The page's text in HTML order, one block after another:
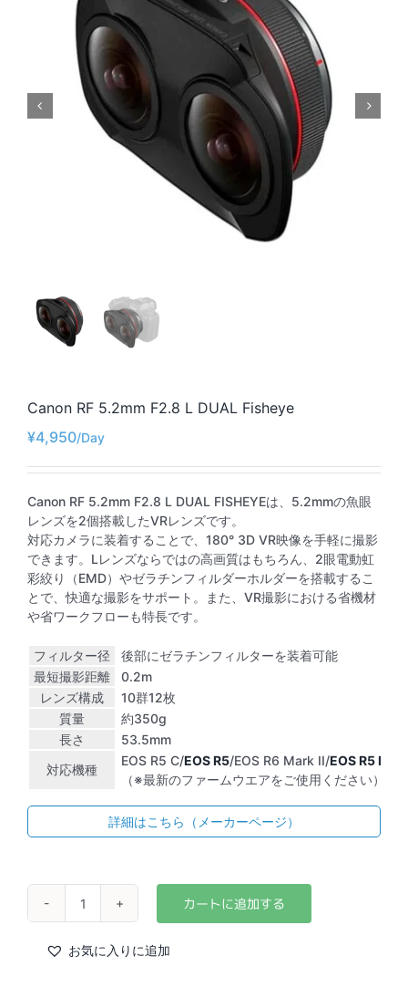
Canon RF 5.2mm F2.8 L DUAL Fisheye
¥4,950
Canon RF 5.2mm F2.8 L DUAL FISHEYEは、5.2mmの魚眼
レンズを2個搭載したVRレンズです。
対応カメラに装着することで、180° 3D VR映像を手軽に撮影
できます。Lレンズならではの高画質はもちろん、2眼電動虹
彩絞り（EMD）やゼラチンフィルダーホルダーを搭載するこ
とで、快適な撮影をサポート。また、VR撮影における省機材
や省ワークフローも特長です。
フィルター径
後部にゼラチンフィルターを装着可能
最短撮影距離
0.2m
レンズ構成
10群12枚
質量
約350g
長さ
53.5mm
対応機種
EOS R5 C/EOS R5/EOS R6 Mark II/EOS R5
（※最新のファームウエアをご使用ください）
詳細はこちら（メーカーページ）
Canon
5.2mm
お気に入りに追加